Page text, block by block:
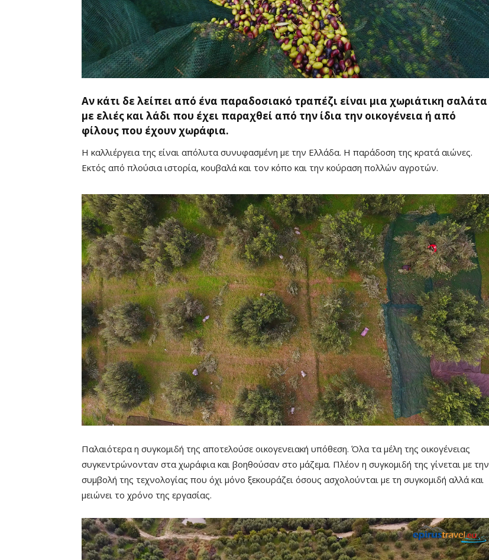
Αν κάτι δε λείπει από ένα παραδοσιακό τραπέζι είναι μια χωριάτικη σαλάτα
με ελιές και λάδι που έχει παραχθεί από την ίδια την οικογένεια ή από
φίλους που έχουν χωράφια.
Η καλλιέργεια της είναι απόλυτα συνυφασμένη με την Ελλάδα. Η παράδοση της κρατά αιώνες.
Εκτός από πλούσια ιστορία, κουβαλά και τον κόπο και την κούραση πολλών αγροτών.
Remaining
-0:00
Mute
Παλαιότερα η συγκομιδή της αποτελούσε οικογενειακή υπόθεση. Όλα τα μέλη της οικογένειας
συγκεντρώνονταν στα χωράφια και βοηθούσαν στο μάζεμα. Πλέον η συγκομιδή της γίνεται με την
συμβολή της τεχνολογίας που όχι μόνο ξεκουράζει όσους ασχολούνται με τη συγκομιδή αλλά και
μειώνει το χρόνο της εργασίας.